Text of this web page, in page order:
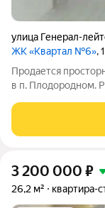
улица Генерал-
ЖК «Квартал №6»,
Продается
в п. Плодородном.
находится
предложение,
3 200 000 ₽
26,2 м² квартира-